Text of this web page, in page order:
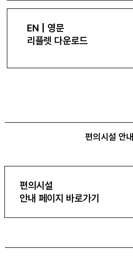
EN | 영문
리플렛 다운로드
편의시설 안내
편의시설
안내 페이지 바로가기